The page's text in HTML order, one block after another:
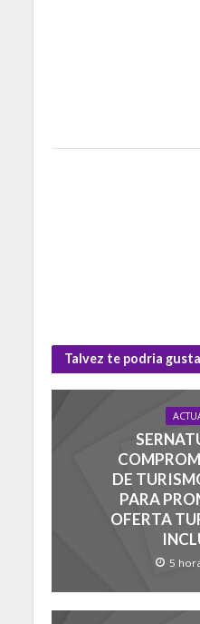
Talvez te podria
DE
PARA
OFERTA
5